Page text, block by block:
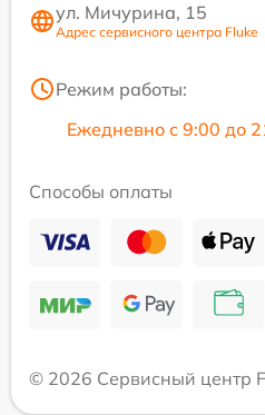
ул. Мичурина, 15
Адрес сервисного центра Fluke
Режим работы:
Ежедневно с 9:00 до
Способы оплаты
© 2026 Сервисный центр